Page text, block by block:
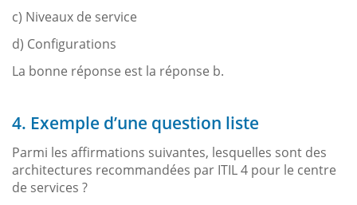
c) Niveaux de service
d) Configurations
La bonne réponse est la réponse b.
4. Exemple d’une question liste
Parmi les affirmations suivantes, lesquelles sont des
architectures recommandées par ITIL 4 pour le centre
de services ?